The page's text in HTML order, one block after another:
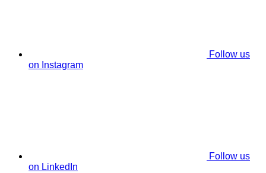
Follow us
on Instagram
Follow us
on LinkedIn